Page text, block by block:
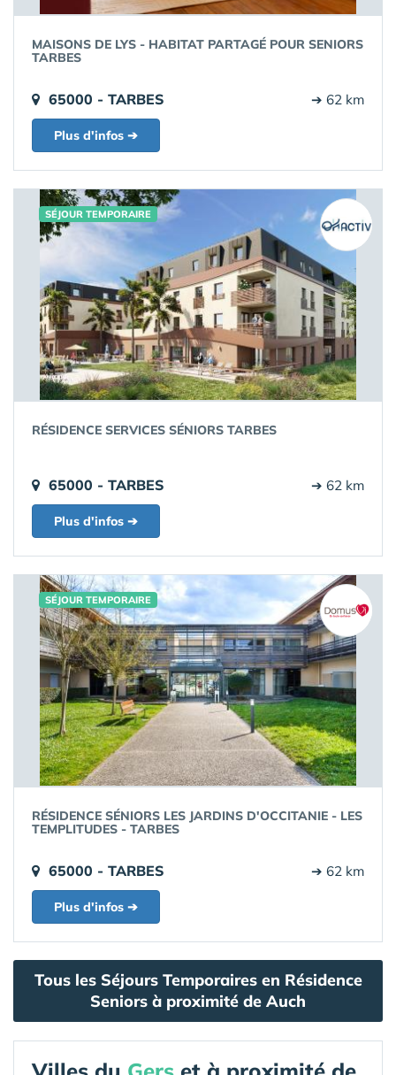
MAISONS DE LYS - HABITAT PARTAGÉ POUR SENIORS
TARBES
65000 - TARBES ➔ 62 km
Plus d'infos ➔
SÉJOUR TEMPORAIRE
RÉSIDENCE SERVICES SÉNIORS TARBES
65000 - TARBES ➔ 62 km
Plus d'infos ➔
SÉJOUR TEMPORAIRE
RÉSIDENCE SÉNIORS LES JARDINS D'OCCITANIE - LES
TEMPLITUDES - TARBES
65000 - TARBES ➔ 62 km
Plus d'infos ➔
Tous les Séjours Temporaires en Résidence
Seniors à proximité de Auch